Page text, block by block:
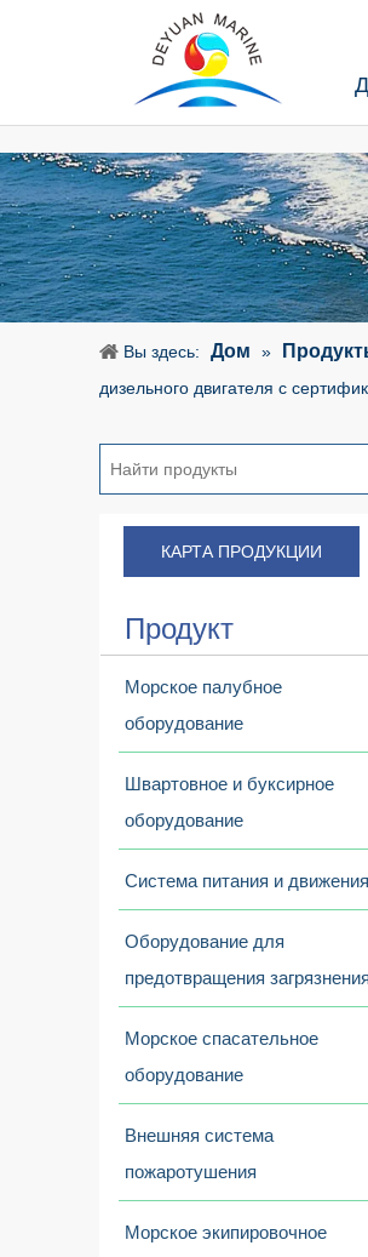
Вы здесь: Дом »
дизельного двигателя с
КАРТА ПРОДУКЦИИ
Продукт
Морское палубное
оборудование
Швартовное и буксирное
оборудование
Система питания и движения
Оборудование для
предотвращения загрязнения
Морское спасательное
оборудование
Внешняя система
пожаротушения
Морское экипировочное